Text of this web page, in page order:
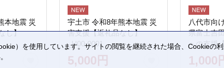
本地震 災
し】
宇土市 令和8年熊本地震 災
害支援【返礼品なし】
_U00-0001
5,000円
八代市向
県富士吉
への支援
1,000
）を使用しています。サイトの閲覧を継続された場合、Cookieの